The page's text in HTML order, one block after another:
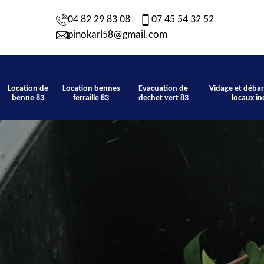
04 82 29 83 08
07 45 54 32 52
pinokarl58@gmail.com
Location de
benne 83
Location bennes
ferraille 83
Evacuation de
dechet vert 83
Vidage et
locaux